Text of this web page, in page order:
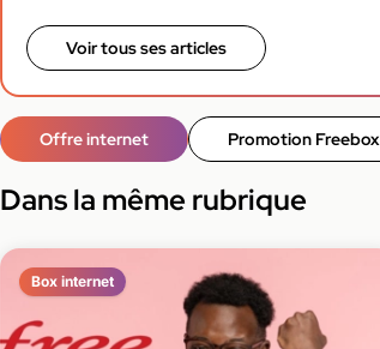
Voir tous ses articles
Offre internet Promotion Freebox
Dans la même rubrique
Box internet